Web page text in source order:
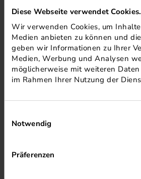
Diese Webseite verwendet Cookies.
Wir verwenden Cookies, um
Medien anbieten zu können und
geben wir Informationen zu Ihrer
Medien, Werbung und Analysen
möglicherweise mit weiteren
im Rahmen Ihrer Nutzung der
Notwendig
Präferenzen
PHOTOVOLTAIK